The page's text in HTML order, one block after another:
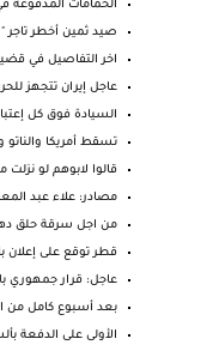
الحمامات المدفوعة
صيد ثمين أخطر
اخر التفاصيل في
عاجل إيران تتجهز
السيادة فوق كل
تسقط أمريكا
قالوا لابوهم لو
مصادر: علاء عبد
من اجل سرقة حلق
قطر توقع على إعلان
عاجل: قرار جمهوري
بعد أسبوع كامل من
الأولى على الدفعة